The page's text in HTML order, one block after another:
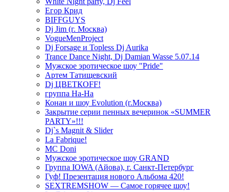
Егор Крид
BIFFGUYS
Dj Jim (г. Москва)
VogueMenProject
Dj Forsage и Topless Dj Aurika
Trance Dance Night, Dj Damian Wasse 5.07.14
Мужское эротическое шоу "Pride"
Артем Татищевский
Dj ЦВЕТКOFF!
группа На-На
Конан и шоу Evolution (г.Москва)
Закрытие серии пенных вечеринок «SUMMER
PARTY»!!!
Dj`s Magnit & Slider
La Fabrique!
MC Doni
Мужское эротическое шоу GRAND
Группа IOWA (Айова), г. Санкт-Петербург
Гуф! Презентация нового Альбома 420!
SEXTREMSHOW — Самое горячее шоу!